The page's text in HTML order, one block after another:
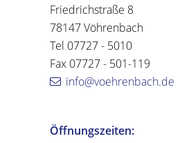
Friedrichstraße 8
78147 Vöhrenbach
Tel 07727 - 5010
Fax 07727 - 501-119
info@voehrenbach.de
Öffnungszeiten: